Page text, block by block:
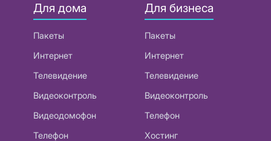
Для дома
Пакеты
Интернет
Телевидение
Видеоконтроль
Видеодомофон
Телефон
Для бизнеса
Пакеты
Интернет
Телевидение
Видеоконтроль
Телефон
Хостинг